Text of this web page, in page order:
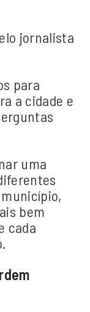
jornalista
para
a cidade e
uma
bem
cada